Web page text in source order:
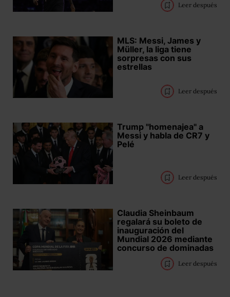
Leer después
MLS: Messi, James y
Müller, la liga tiene
sorpresas con sus
estrellas
Leer después
Trump "homenajea" a
Messi y habla de CR7 y
Pelé
Leer después
Claudia Sheinbaum
regalará su boleto de
inauguración del
Mundial 2026 mediante
concurso de dominadas
Leer después